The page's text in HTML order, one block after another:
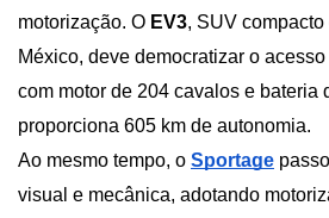
motorização. O EV3, SUV
México, deve democratizar o
com motor de 204 cavalos e bateria
proporciona 605 km de autonomia.
Ao mesmo tempo, o Sportage
visual e mecânica, adotando